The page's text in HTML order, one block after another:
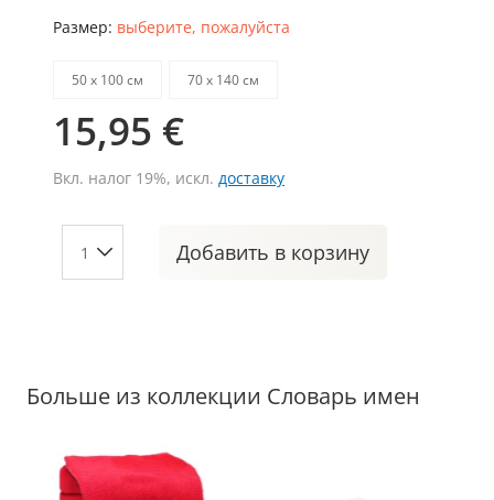
Размер: выберите, пожалуйста
50 х 100 см 70 х 140 см
15,95 €
Вкл. налог 19%, искл. доставку
Добавить в корзину
Больше из коллекции Словарь имен